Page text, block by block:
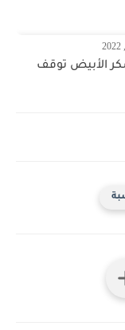
الأبيض توقف